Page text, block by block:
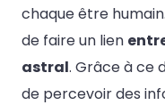
chaque être
de faire un lien
astral. Grâce à ce
de percevoir des